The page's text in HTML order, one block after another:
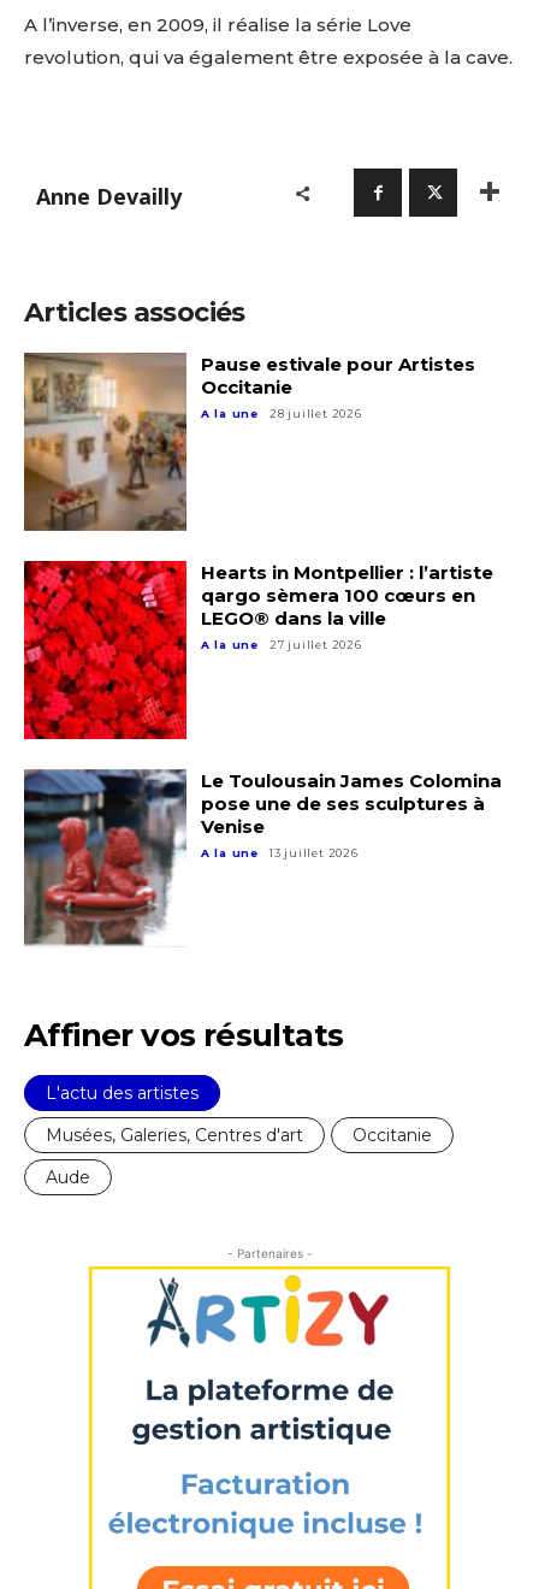
A l’inverse, en 2009, il réalise la série Love
revolution, qui va également être exposée à la cave.
Anne Devailly
Articles associés
Pause estivale pour Artistes
Occitanie
A la une 28 juillet 2026
Hearts in Montpellier : l’artiste
qargo sèmera 100 cœurs en
LEGO® dans la ville
A la une 27 juillet 2026
Le Toulousain James Colomina
pose une de ses sculptures à
Venise
A la une 13 juillet 2026
Affiner vos résultats
L'actu des artistes
Musées, Galeries, Centres d'art
Occitanie
Aude
- Partenaires -